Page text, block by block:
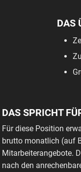
DAS
DAS SPRICHT
Für diese Position
brutto monatlich (auf
Mitarbeiterangebote.
nach den